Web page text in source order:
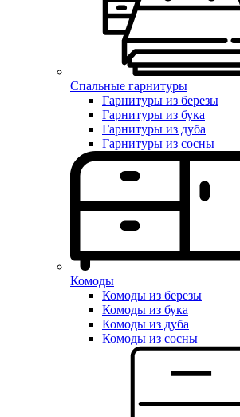
Спальные гарнитуры
Гарнитуры из березы
Гарнитуры из бука
Гарнитуры из дуба
Гарнитуры из сосны
Комоды
Комоды из березы
Комоды из бука
Комоды из дуба
Комоды из сосны